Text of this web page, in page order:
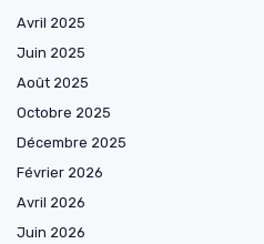
Avril 2025
Juin 2025
Août 2025
Octobre 2025
Décembre 2025
Février 2026
Avril 2026
Juin 2026